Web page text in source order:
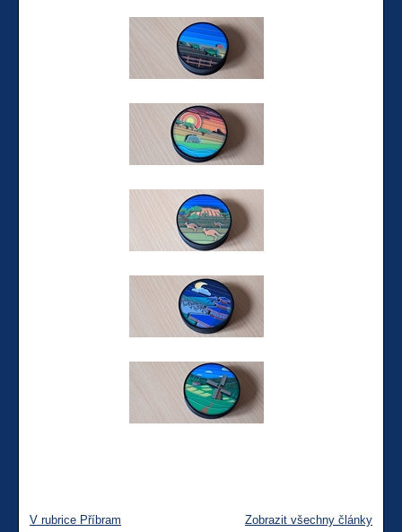
V rubrice Příbram Zobrazit všechny články